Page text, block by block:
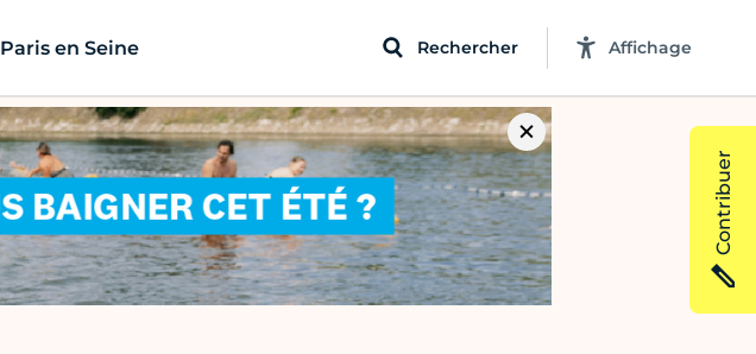
Paris en Seine Rechercher Affichage
Contribuer